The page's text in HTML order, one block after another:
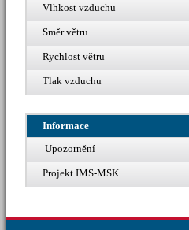
Vlhkost vzduchu
Směr větru
Rychlost větru
Tlak vzduchu
Informace
Upozornění
Projekt IMS-MSK